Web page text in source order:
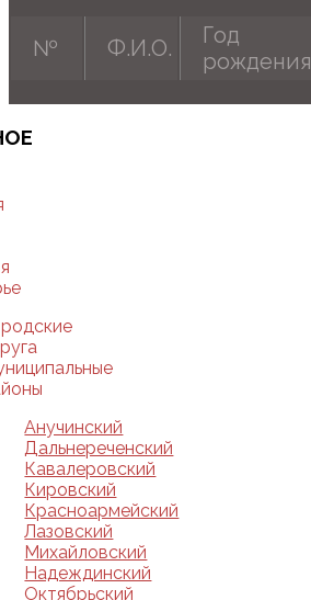
№ Ф.И.О.
Год
рождения
Анучинский
Дальнереченский
Кавалеровский
Кировский
Красноармейский
Лазовский
Михайловский
Надеждинский
Октябрьский